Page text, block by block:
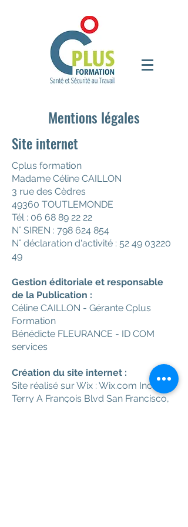
Mentions légales
Site internet
Cplus formation
Madame Céline CAILLON
3 rue des Cèdres
49360 TOUTLEMONDE
Tél : 06 68 89 22 22
N° SIREN : 798 624 854
N° déclaration d'activité : 52 49 03220
49
Gestion éditoriale et responsable
de la Publication :
Céline CAILLON - Gérante Cplus
Formation
Bénédicte FLEURANCE - ID COM
services
Création du site internet :
Site réalisé sur Wix : Wix.com Inc. 500
Terry A François Blvd San Francisco,